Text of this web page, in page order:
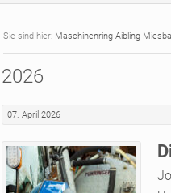
Maschinenring Aibling-
2026
07. April 2026